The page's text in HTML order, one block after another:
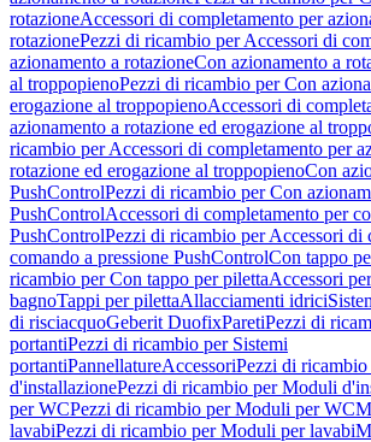
rotazioneAccessori di completamento per
rotazionePezzi di ricambio per Accessori di
azionamento a rotazioneCon azionamento a
al troppopienoPezzi di ricambio per Con
erogazione al troppopienoAccessori di
azionamento a rotazione ed erogazione al
ricambio per Accessori di completamento per
rotazione ed erogazione al troppopienoCon
PushControlPezzi di ricambio per Con
PushControlAccessori di completamento per
PushControlPezzi di ricambio per Accessori di
comando a pressione PushControlCon tappo
ricambio per Con tappo per pilettaAccessori
bagnoTappi per pilettaAllacciamenti idrici
di risciacquoGeberit DuofixParetiPezzi di
portantiPezzi di ricambio per Sistemi
portantiPannellatureAccessoriPezzi di ricambio
d'installazionePezzi di ricambio per Moduli
per WCPezzi di ricambio per Moduli per WC
lavabiPezzi di ricambio per Moduli per lavabi